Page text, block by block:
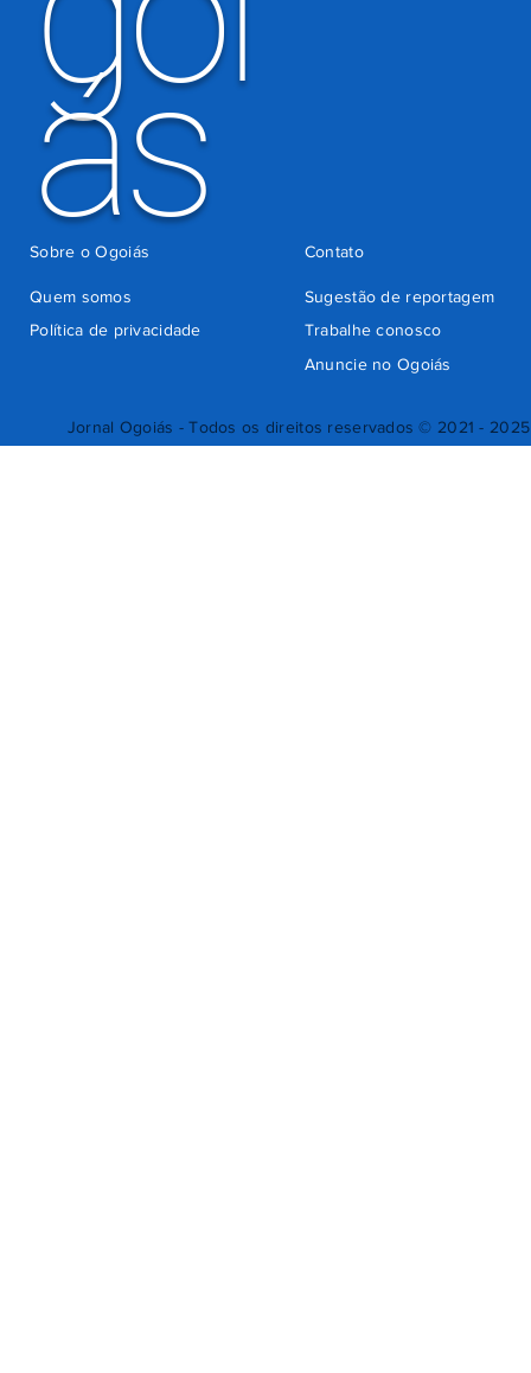
Jornal Ogoiás - Todos os direitos reservados © 2021 - 2025
ás
Quem somos
Sugestão de reportagem
Trabalhe conosco
Política de privacidade
Anuncie no Ogoiás
Contato
Sobre o Ogoiás